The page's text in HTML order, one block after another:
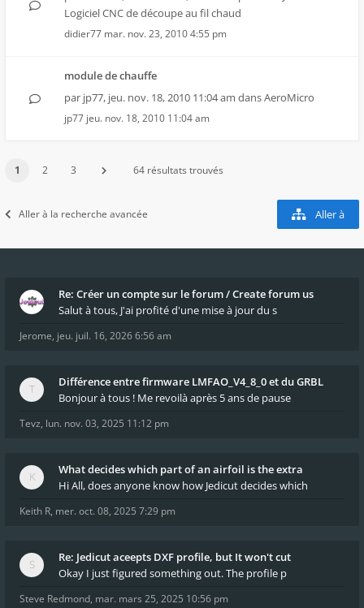
Logiciel CNC de découpe au fil chaud
didier77 mar. nov. 23, 2010 4:55 pm
module de chauffe
par jp77, jeu. nov. 18, 2010 11:04 am dansAeroMicro
jp77 jeu. nov. 18, 2010 11:04 am
1 2 3 64 résultats trouvés
Aller à la recherche avancée Aller à
Re: Créer un compte sur le forum / Create forum us
Salut à tous, J'ai profité d'une mise à jour du s
Jerome, jeu. juil. 16, 2026 6:56 am
Différence entre firmware LMFAO_V4_8_0 et du GRBL
Bonjour à tous ! Me revoilà après 5 ans de pause
Tevz, lun. nov. 03, 2025 11:12 pm
What decides which part of an airfoil is the extra
Hi All, does anyone know how Jedicut decides which
Keith R, mer. oct. 08, 2025 7:29 pm
Re: Jedicut aceepts DXF profile, but It won't cut
Okay I just figured something out. The profile p
Steve Redmond, mar. mars 25, 2025 10:56 pm